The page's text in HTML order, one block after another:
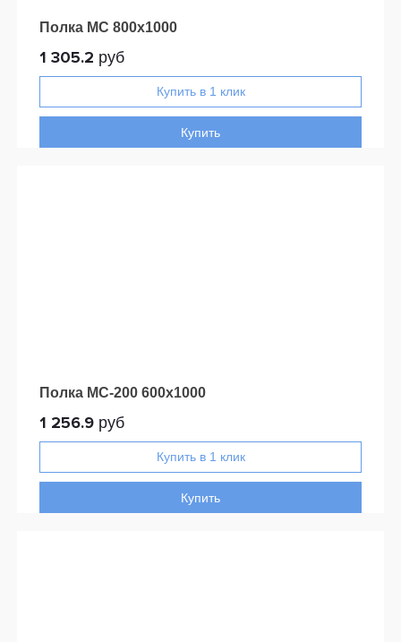
Полка МС 800x1000
1 305.2 руб
Купить
Полка МС-200 600x1000
1 256.9 руб
Купить